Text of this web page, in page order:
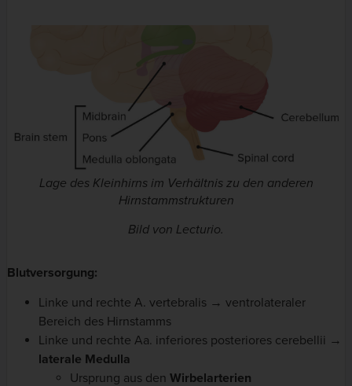
Lage des Kleinhirns im Verhältnis zu den anderen
Hirnstammstrukturen
Bild von Lecturio.
Blutversorgung:
Linke und rechte A. vertebralis → ventrolateraler
Bereich des Hirnstamms
Linke und rechte Aa. inferiores posteriores cerebellii →
laterale Medulla
Ursprung aus den Wirbelarterien